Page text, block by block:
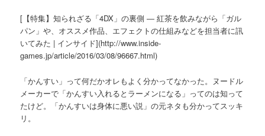
[【特集】知られざる「4DX」の裏側 ― 紅茶を飲みながら「ガル
パン」や、オススメ作品、エフェクトの仕組みなどを担当者に訊
いてみた | インサイド](http://www.inside-
games.jp/article/2016/03/08/96667.html)
「かんすい」って何だかオレもよく分かってなかった。ヌードル
メーカーで「かんすい入れるとラーメンになる」ってのは知って
たけど。「かんすいは身体に悪い説」の元ネタも分かってスッキ
リ。